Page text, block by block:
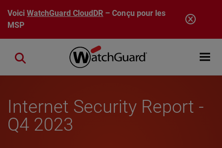
Aller au contenu principal
VoiciWatchGuard CloudDR – Conçu pour les
MSP
Open
Close search
Internet Security Report -
Q4 2023